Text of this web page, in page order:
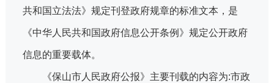
共和国立法法》规定刊登政府规章的标准文本，是
《中华人民共和国政府信息公开条例》规定公开政府
信息的重要载体。
《保山市人民政府公报》主要刊载的内容为:市政